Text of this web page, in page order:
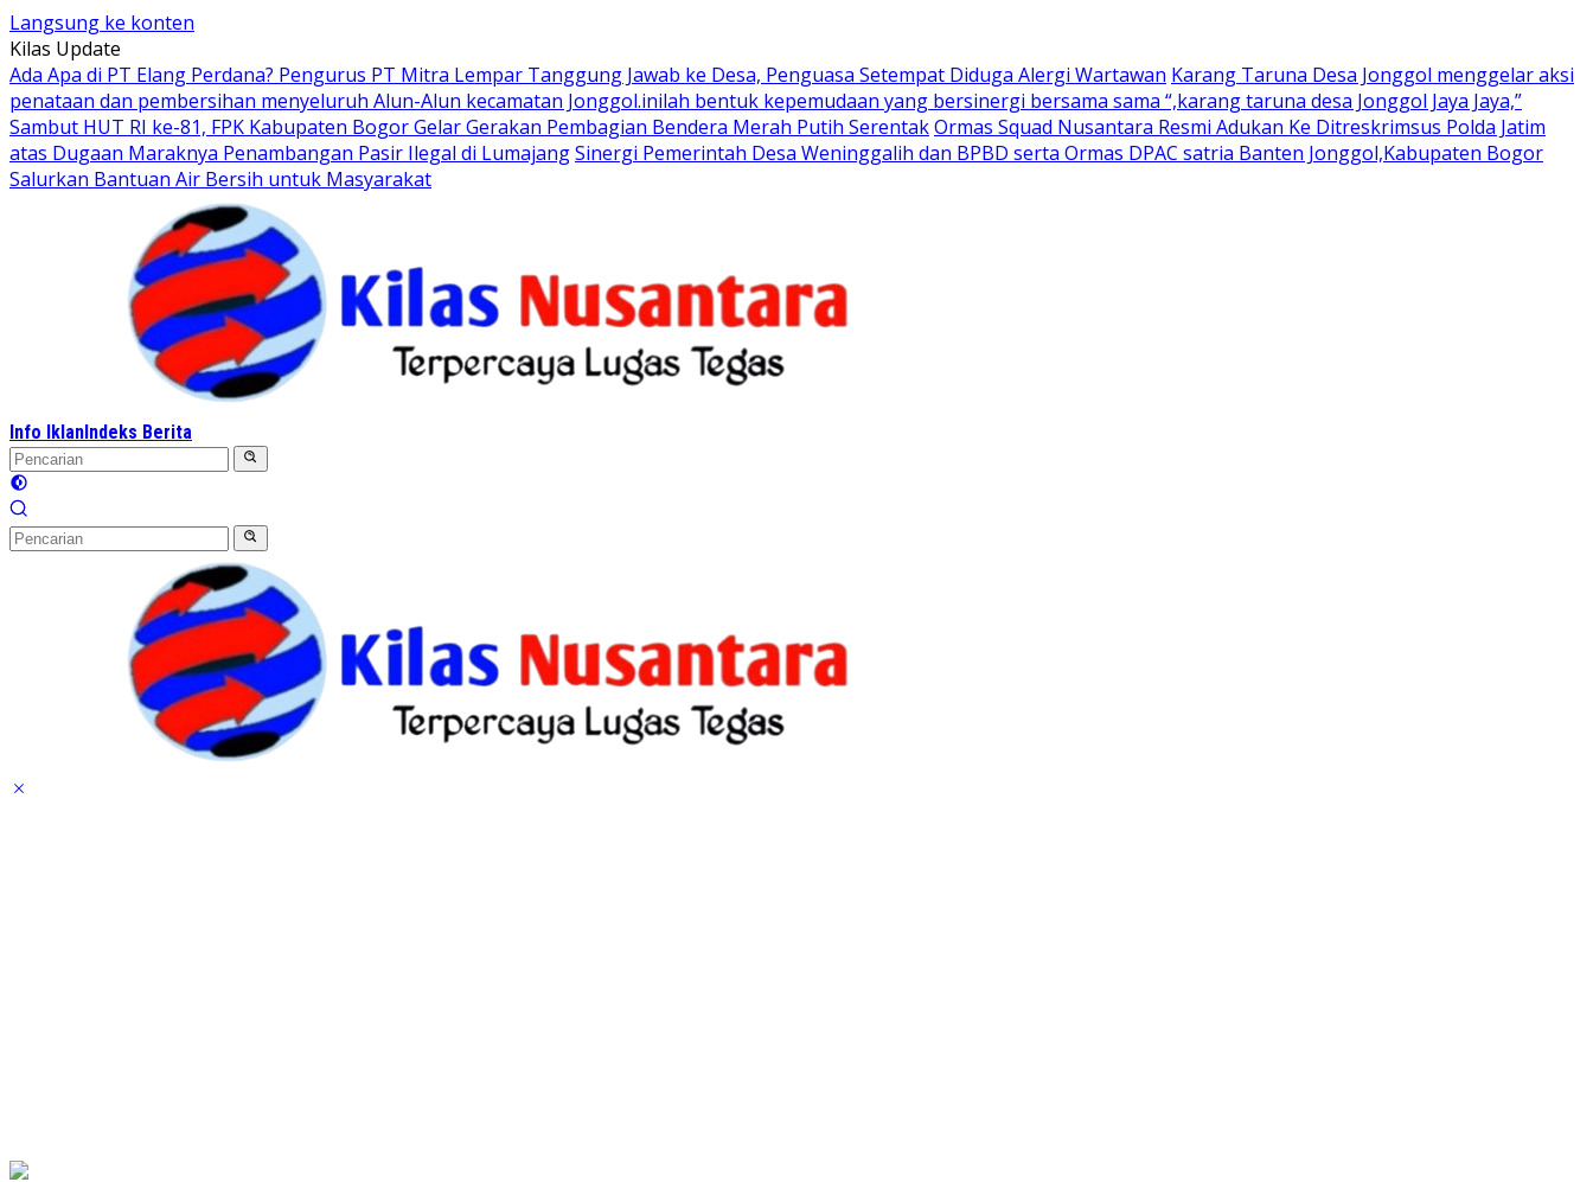
Langsung ke konten
Kilas Update
Ada Apa di PT Elang Perdana? Pengurus PT Mitra Lempar Tanggung Jawab ke Desa, Penguasa Setempat Diduga Alergi Wartawan Karang Taruna Desa Jonggol menggelar aksi
penataan dan pembersihan menyeluruh Alun-Alun kecamatan Jonggol.inilah bentuk kepemudaan yang bersinergi bersama sama “,karang taruna desa Jonggol Jaya Jaya,”
Sambut HUT RI ke-81, FPK Kabupaten Bogor Gelar Gerakan Pembagian Bendera Merah Putih SerentakOrmas Squad Nusantara Resmi Adukan Ke Ditreskrimsus Polda Jatim
atas Dugaan Maraknya Penambangan Pasir Ilegal di LumajangSinergi Pemerintah Desa Weninggalih dan BPBD serta Ormas DPAC satria Banten Jonggol,Kabupaten Bogor
Salurkan Bantuan Air Bersih untuk Masyarakat
Info IklanIndeks Berita